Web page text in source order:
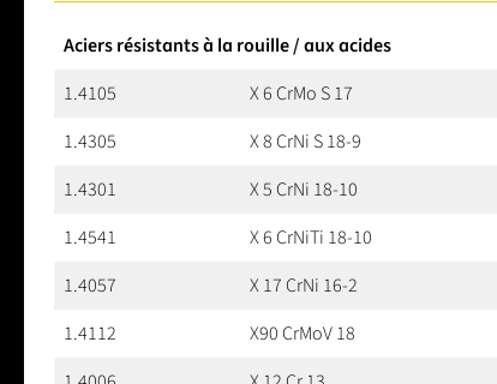
Aciers résistants à la rouille / aux acides
1.4105
X 6 CrMo S 17
1.4305
X 8 CrNi S 18-9
1.4301
X 5 CrNi 18-10
1.4541
X 6 CrNiTi 18-10
1.4057
X 17 CrNi 16-2
1.4112
X90 CrMoV 18